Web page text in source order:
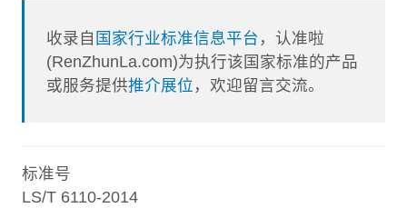
收录自 国家行业标准信息平台 ，认准啦
(RenZhunLa.com)为执行该国家标准的产品
或服务提供推介展位 ，欢迎留言交流。
标准号
LS/T 6110-2014